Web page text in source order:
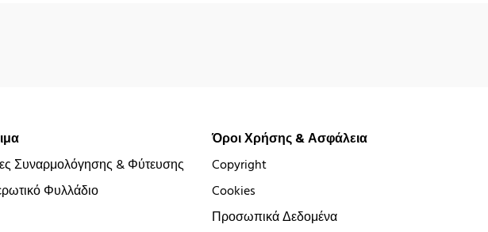
Συναρμολόγησης & Φύτευσης
Φυλλάδιο
Όροι Χρήσης & Ασφάλεια
Copyright
Cookies
Προσωπικά Δεδομένα